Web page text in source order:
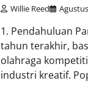
Willie Reed
1. Pendahuluan
tahun terakhir,
olahraga
industri kreatif.